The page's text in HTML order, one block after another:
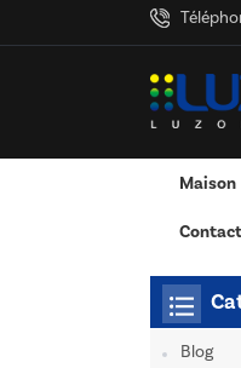
Maison
Contact
Blog